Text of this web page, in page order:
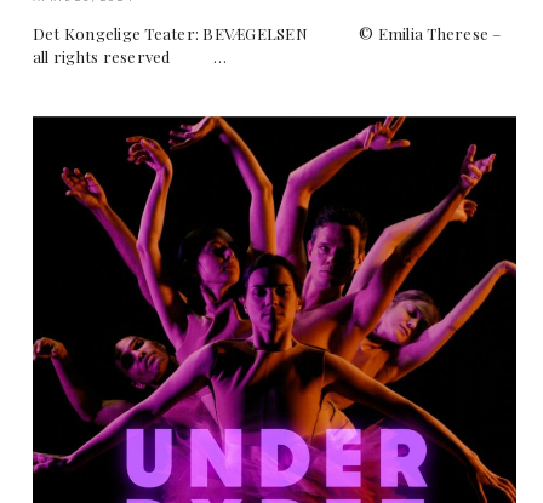
Det Kongelige Teater: BEVÆGELSEN © Emilia Therese –
all rights reserved …